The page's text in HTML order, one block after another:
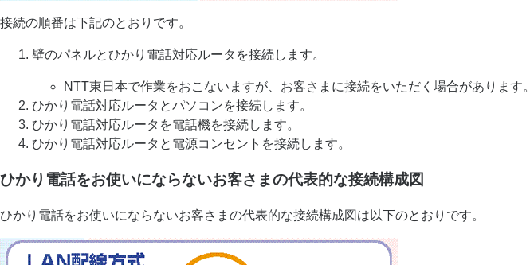
接続の順番は下記のとおりです。
壁のパネルとひかり電話対応ルータを接続します。
NTT東日本で作業をおこないますが、お客さまに接続をいただく場合があります。
ひかり電話対応ルータとパソコンを接続します。
ひかり電話対応ルータを電話機を接続します。
ひかり電話対応ルータと電源コンセントを接続します。
ひかり電話をお使いにならないお客さまの代表的な接続構成図
ひかり電話をお使いにならないお客さまの代表的な接続構成図は以下のとおりです。